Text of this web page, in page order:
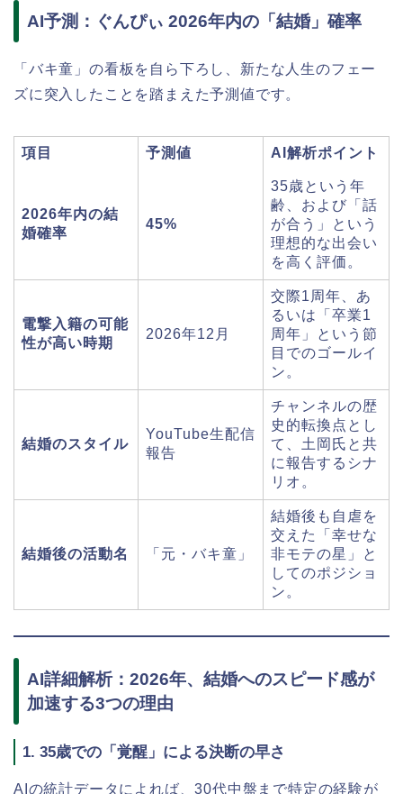
AI予測：ぐんぴぃ 2026年内の「結婚」確率
「バキ童」の看板を自ら下ろし、新たな人生のフェー
ズに突入したことを踏まえた予測値です。
項目 予測値 AI解析ポイント
2026年内の結
婚確率
45%
35歳という年
齢、および「話
が合う」という
理想的な出会い
を高く評価。
電撃入籍の可能
性が高い時期
2026年12月
交際1周年、あ
るいは「卒業1
周年」という節
目でのゴールイ
ン。
結婚のスタイル
YouTube生配信
報告
チャンネルの歴
史的転換点とし
て、土岡氏と共
に報告するシナ
リオ。
結婚後の活動名 「元・バキ童」
結婚後も自虐を
交えた「幸せな
非モテの星」と
してのポジショ
ン。
AI詳細解析：2026年、結婚へのスピード感が
加速する3つの理由
1. 35歳での「覚醒」による決断の早さ
AIの統計データによれば、30代中盤まで特定の経験が